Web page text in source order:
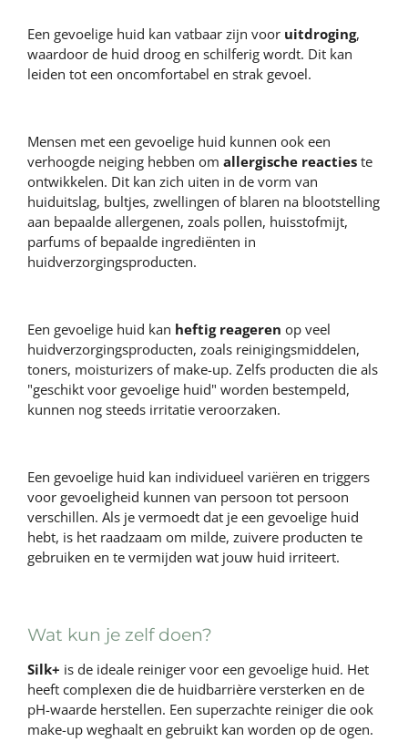
Een gevoelige huid kan vatbaar zijn voor uitdroging,
waardoor de huid droog en schilferig wordt. Dit kan
leiden tot een oncomfortabel en strak gevoel.
Mensen met een gevoelige huid kunnen ook een
verhoogde neiging hebben om allergische reacties te
ontwikkelen. Dit kan zich uiten in de vorm van
huiduitslag, bultjes, zwellingen of blaren na blootstelling
aan bepaalde allergenen, zoals pollen, huisstofmijt,
parfums of bepaalde ingrediënten in
huidverzorgingsproducten.
Een gevoelige huid kan heftig reageren op veel
huidverzorgingsproducten, zoals reinigingsmiddelen,
toners, moisturizers of make-up. Zelfs producten die als
"geschikt voor gevoelige huid" worden bestempeld,
kunnen nog steeds irritatie veroorzaken.
Een gevoelige huid kan individueel variëren en triggers
voor gevoeligheid kunnen van persoon tot persoon
verschillen. Als je vermoedt dat je een gevoelige huid
hebt, is het raadzaam om milde, zuivere producten te
gebruiken en te vermijden wat jouw huid irriteert.
Wat kun je zelf doen?
Silk+ is de ideale reiniger voor een gevoelige huid. Het
heeft complexen die de huidbarrière versterken en de
pH-waarde herstellen. Een superzachte reiniger die ook
make-up weghaalt en gebruikt kan worden op de ogen.